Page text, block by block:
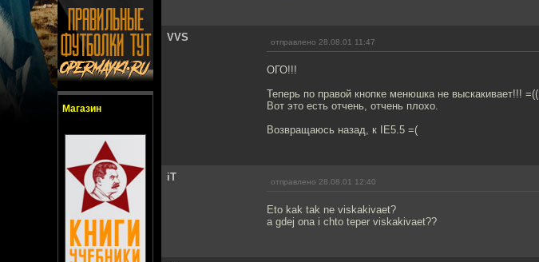
Магазин
VVS отправлено 28.08.01 11:47
ОГО!!!
Теперь по правой кнопке менюшка не выскакивает!!! =((
Вот это есть отчень, отчень плохо.
Возвращаюсь назад, к IE5.5 =(
iT отправлено 28.08.01 12:40
Eto kak tak ne viskakivaet?
a gdej ona i chto teper viskakivaet??